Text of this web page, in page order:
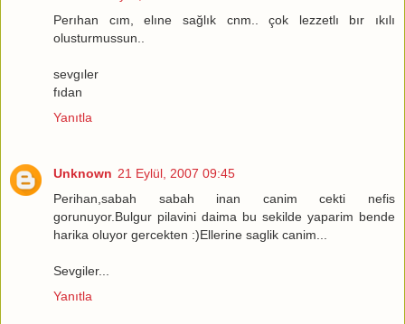
Perıhan cım, elıne sağlık cnm.. çok lezzetlı bır ıkılı
olusturmussun..
sevgıler
fıdan
Yanıtla
Unknown 21 Eylül, 2007 09:45
Perihan,sabah sabah inan canim cekti nefis
gorunuyor.Bulgur pilavini daima bu sekilde yaparim bende
harika oluyor gercekten :)Ellerine saglik canim...
Sevgiler...
Yanıtla